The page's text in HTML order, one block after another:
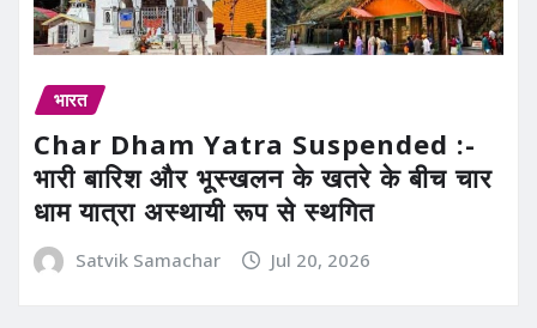
भारत
Char Dham Yatra Suspended :-
भारी बारिश और भूस्खलन के खतरे के बीच चार
धाम यात्रा अस्थायी रूप से स्थगित
Satvik Samachar Jul 20, 2026